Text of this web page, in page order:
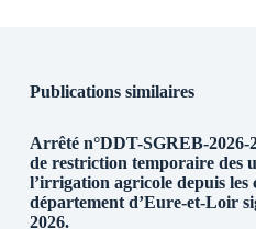
Publications similaires
Arrêté n°DDT-SGREB-2026-
de restriction temporaire des
l’irrigation agricole depuis les
département d’Eure-et-Loir
2026.